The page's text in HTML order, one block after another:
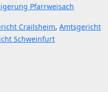
Pfarrweisach
Crailsheim, Amtsgericht
Schweinfurt